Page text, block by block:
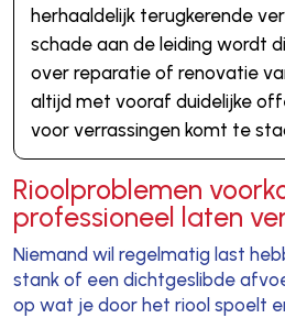
herhaaldelijk terugkerende
schade aan de leiding wordt
over reparatie of renovatie
altijd met vooraf duidelijke
voor verrassingen komt te
Rioolproblemen
professioneel laten
Niemand wil regelmatig last
stank of een dichtgeslibde
op wat je door het riool spoelt